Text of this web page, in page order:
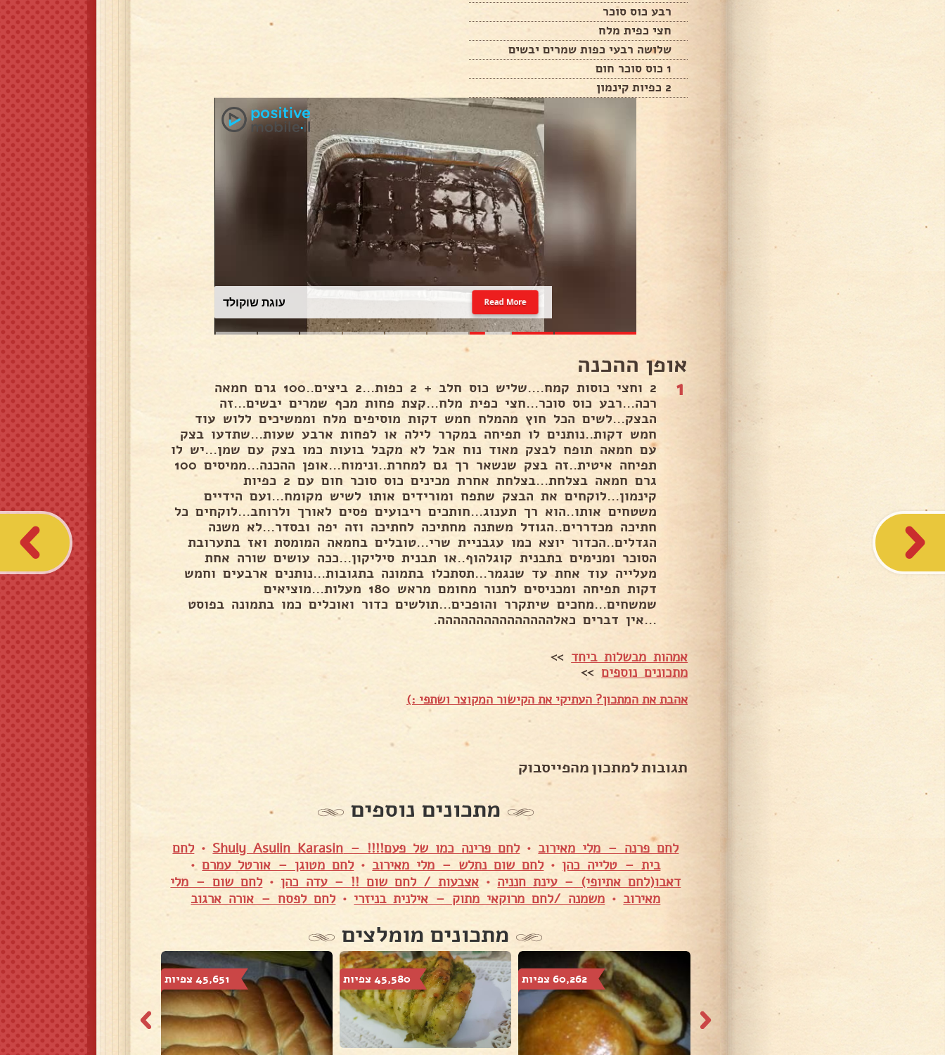
רבע כוס סוכר
חצי כפית מלח
שלושה רבעי כפות שמרים יבשים
1 כוס סוכר חום
2 כפיות קינמון
עוגת שוקולד Read More
אופן ההכנה
1
2 וחצי כוסות קמח....שליש כוס חלב + 2 כפות...2 ביצים..100 גרם חמאה
רכה...רבע כוס סוכר...חצי כפית מלח...קצת פחות מכף שמרים יבשים...זה
הבצק...לשים הכל חוץ מהמלח חמש דקות מוסיפים מלח וממשיכים ללוש עוד
חמש דקות..נותנים לו תפיחה במקרר לילה או לפחות ארבע שעות...שתדעו בצק
עם חמאה תופח לבצק מאוד נוח אבל לא מקבל בועות כמו בצק עם שמן...יש לו
תפיחה איטית..זה בצק שנשאר רך גם למחרת..ונימוח...אופן ההכנה...ממיסים 100
גרם חמאה בצלחת...בצלחת אחרת מכינים כוס סוכר חום עם 2 כפיות
קינמון...לוקחים את הבצק שתפח ומורידים אותו לשיש מקומח...ועם הידיים
משטחים אותו..הוא רך תענוג...חותכים ריבועים פסים לאורך ולרוחב...לוקחים כל
חתיכה מכדררים..הגודל משתנה מחתיכה לחתיכה וזה יפה ובסדר...לא משנה
הגדלים..הכדור יוצא כמו עגבניית שרי...טובלים בחמאה המומסת ואז בתערובת
הסוכר ומנימים בתבנית קוגלהוף..או תבנית סיליקון...ככה עושים שורה אחת
מעלייה עוד אחת עד שנגמר...תסתכלו בתמונה בתגובות...נותנים ארבעים וחמש
דקות תפיחה ומכניסים לתנור מחומם מראש 180 מעלות...מוציאים
שמשחים...מחכים שיתקרר והופכים...תולשים כדור ואוכלים כמו בתמונה בפוסט
...אין דברים כאלההההההההההההההה.
אמהות מבשלות ביחד >>
מתכונים נוספים>>
אהבת את המתכון? העתיקי את הקישור המקוצר ושתפי :)
תגובות למתכון מהפייסבוק
מתכונים נוספים
לחם פרנה – מלי מאירוב •לחם פרינה כמו של פעם!!!! – Shuly Asulin Karasin • לחם
בית – טלייה כהן • לחם שום נתלש – מלי מאירוב • לחם מטוגן – אורטל עמרם•
דאבו(לחם אתיופי) – עינת חנניה • אצבעות / לחם שום !! – עדה כהן • לחם שום – מלי
מאירוב • משמנה /לחם מרוקאי מתוק – אילנית בניזרי • לחם לפסח – אורה ארגוב
מתכונים מומלצים
60,262 צפיות 45,580 צפיות 45,651 צפיות